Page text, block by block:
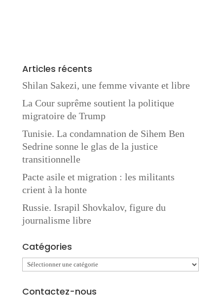
Articles récents
Shilan Sakezi, une femme vivante et libre
La Cour suprême soutient la politique
migratoire de Trump
Tunisie. La condamnation de Sihem Ben
Sedrine sonne le glas de la justice
transitionnelle
Pacte asile et migration : les militants
crient à la honte
Russie. Israpil Shovkalov, figure du
journalisme libre
Catégories
Catégories
Contactez-nous